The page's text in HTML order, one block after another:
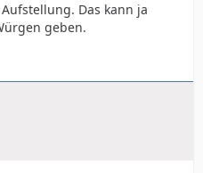
Das kann ja
geben.